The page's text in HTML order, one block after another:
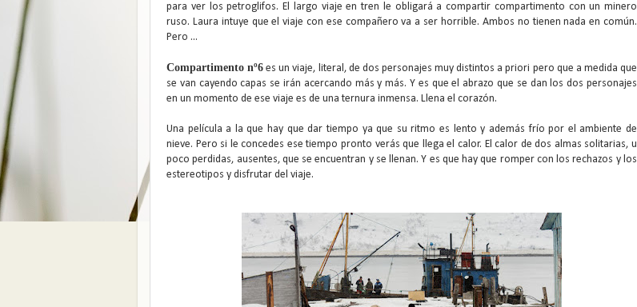
para ver los petroglifos. El largo viaje en tren le obligará a compartir compartimento con un minero
ruso. Laura intuye que el viaje con ese compañero va a ser horrible. Ambos no tienen nada en común.
Pero ...
Compartimento nº6 es un viaje, literal, de dos personajes muy distintos a priori pero que a medida que
se van cayendo capas se irán acercando más y más. Y es que el abrazo que se dan los dos personajes
en un momento de ese viaje es de una ternura inmensa. Llena el corazón.
Una película a la que hay que dar tiempo ya que su ritmo es lento y además frío por el ambiente de
nieve. Pero si le concedes ese tiempo pronto verás que llega el calor. El calor de dos almas solitarias, u
poco perdidas, ausentes, que se encuentran y se llenan. Y es que hay que romper con los rechazos y los
estereotipos y disfrutar del viaje.